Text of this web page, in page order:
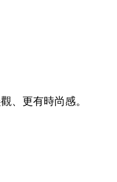
、更有時尚感。